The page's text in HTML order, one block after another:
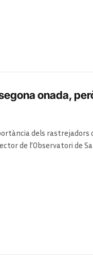
onada,
dels
de l’Observatori de